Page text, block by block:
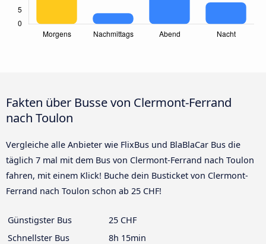
Fakten über Busse von Clermont-Ferrand
nach Toulon
Vergleiche alle Anbieter wie FlixBus und BlaBlaCar Bus die
täglich 7 mal mit dem Bus von Clermont-Ferrand nach Toulon
fahren, mit einem Klick! Buche dein Busticket von Clermont-
Ferrand nach Toulon schon ab 25 CHF!
Günstigster Bus
25 CHF
Schnellster Bus
8h 15min